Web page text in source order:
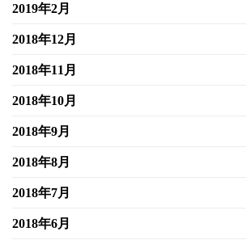
2019年2月
2018年12月
2018年11月
2018年10月
2018年9月
2018年8月
2018年7月
2018年6月